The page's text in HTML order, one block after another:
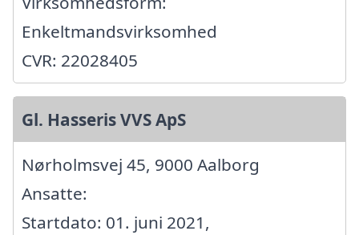
Enkeltmandsvirksomhed
CVR: 22028405
Gl. Hasseris VVS ApS
Nørholmsvej 45, 9000 Aalborg
Ansatte:
Startdato: 01. juni 2021,